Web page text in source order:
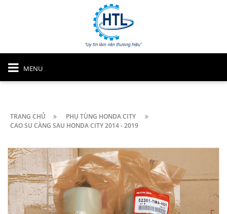
MENU
TRANG CHỦ
PHỤ TÙNG HONDA CITY
CAO SU CÀNG SAU HONDA CITY 2014 - 2019